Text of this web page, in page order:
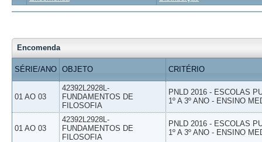
Encomenda
SÉRIE/ANO OBJETO CRITÉRIO
01 AO 03
42392L2928L-
FUNDAMENTOS DE
FILOSOFIA
PNLD 2016 - ESCOLAS
1º A 3º ANO - ENSINO
01 AO 03
42392L2928L-
FUNDAMENTOS DE
FILOSOFIA
PNLD 2016 - ESCOLAS
1º A 3º ANO - ENSINO